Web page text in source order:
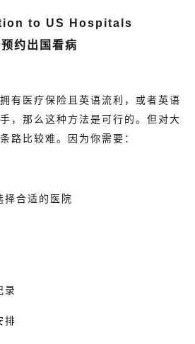
to US Hospitals
约出国看病
有医疗保险且英语流利，或者英语
，那么这种方法是可行的。但对大
路比较难。因为你需要：
择合适的医院
录
排